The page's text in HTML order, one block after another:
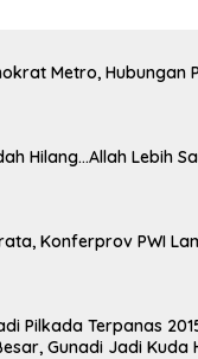
Metro, Hubungan
Hilang…Allah Lebih
Konferprov PWI
Pilkada Terpanas
Gunadi Jadi Kuda